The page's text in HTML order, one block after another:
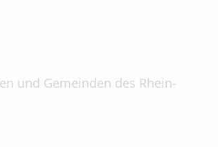
und Gemeinden des Rhein-